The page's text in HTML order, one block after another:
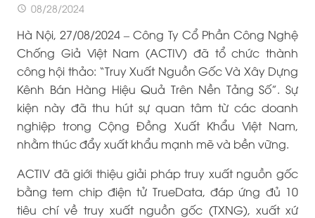
access_time 08/28/2024
Hà Nội, 27/08/2024 – Công Ty Cổ Phần Công Nghệ
Chống Giả Việt Nam (ACTIV) đã tổ chức thành
công hội thảo: “Truy Xuất Nguồn Gốc Và Xây Dựng
Kênh Bán Hàng Hiệu Quả Trên Nền Tảng Số”. Sự
kiện này đã thu hút sự quan tâm từ các doanh
nghiệp trong Cộng Đồng Xuất Khẩu Việt Nam,
nhằm thúc đẩy xuất khẩu mạnh mẽ và bền vững.
ACTIV đã giới thiệu giải pháp truy xuất nguồn gốc
bằng tem chip điện tử TrueData, đáp ứng đủ 10
tiêu chí về truy xuất nguồn gốc (TXNG), xuất xứ